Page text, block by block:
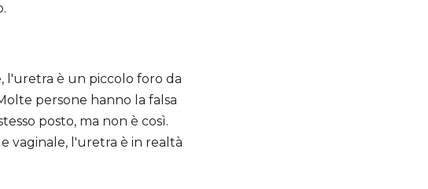
l'uretra è un piccolo foro da
persone hanno la falsa
posto, ma non è così.
vaginale, l'uretra è in realtà